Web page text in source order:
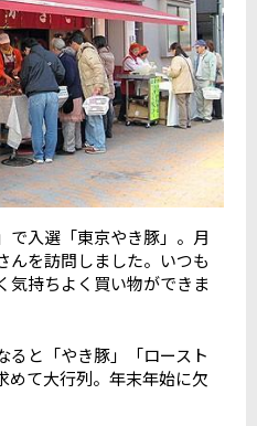
で入選「東京やき豚」。月
んを訪問しました。いつも
気持ちよく買い物ができま
ると「やき豚」「ロースト
めて大行列。年末年始に欠